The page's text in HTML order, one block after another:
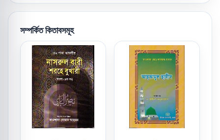
সম্পর্কিত কিতাবসমূহ